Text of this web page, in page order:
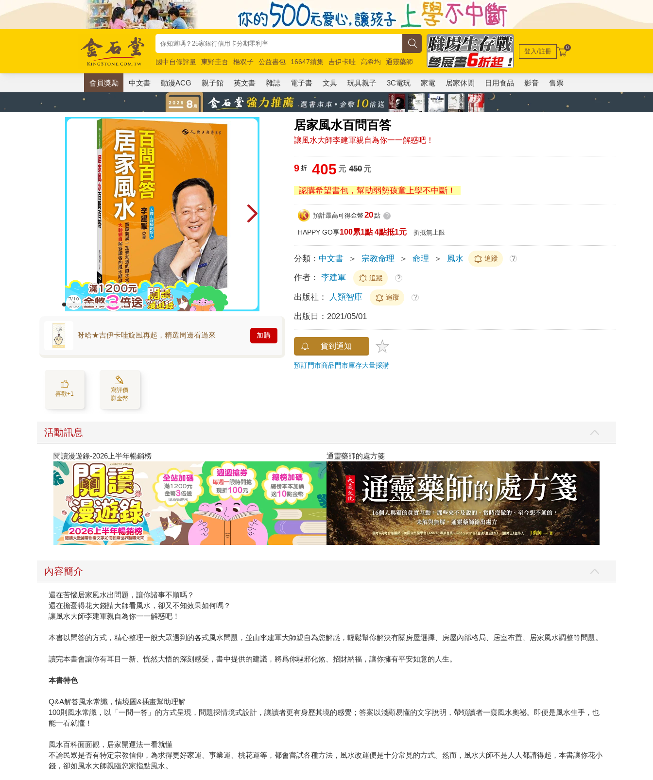
國中自修評量 東野圭吾 楊双子 公益書包 16647續集 吉伊卡哇 高希均
通靈藥師
唯紅花綻放
奧德賽 路邊攤新作 馬斯克 玩具總動員5 超慢跑
登入/註冊 0
會員獎勵 中文書 動漫ACG 親子館 英文書 雜誌 電子書 文具 玩具親子 3C電玩 家電 居家休閒 日用食品 影音 售票
居家風水百問百答
讓風水大師李建軍親自為你一一解惑吧！
呀哈★吉伊卡哇旋風再起，精選周邊看過來 加購
喜歡+1
寫評價
賺金幣
9 折 405 元 450元
認購希望書包，幫助弱勢孩童上學不中斷！
預計最高可得金幣 20點 ?
HAPPY GO享100累1點 4點抵1元 折抵無上限
分類： 中文書 ＞ 宗教命理 ＞ 命理 ＞ 風水 追蹤 ?
作者： 李建軍 追蹤 ?
出版社： 人類智庫 追蹤 ?
出版日： 2021/05/01
貨到通知
預訂門市商品門市庫存大量採購
活動訊息
閱讀漫遊錄-2026上半年暢銷榜 通靈藥師的處方箋
內容簡介
還在苦惱居家風水出問題，讓你諸事不順嗎？
還在擔憂得花大錢請大師看風水，卻又不知效果如何嗎？
讓風水大師李建軍親自為你一一解惑吧！
本書以問答的方式，精心整理一般大眾遇到的各式風水問題，並由李建軍大師親自為您解惑，輕鬆幫你解決有關房屋選擇、房屋內部格局、居室布置、居家風水調整等問題。
讀完本書會讓你有耳目一新、恍然大悟的深刻感受，書中提供的建議，將爲你驅邪化煞、招財納福，讓你擁有平安如意的人生。
本書特色
Q&A解答風水常識，情境圖&插畫幫助理解
100則風水常識，以「一問一答」的方式呈現，問題採情境式設計，讓讀者更有身歷其境的感覺；答案以淺顯易懂的文字說明，帶領讀者一窺風水奧祕。即便是風水生手，也
能一看就懂！
風水百科面面觀，居家開運法一看就懂
不論民眾是否有特定宗教信仰，為求得更好家運、事業運、桃花運等，都會嘗試各種方法，風水改運便是十分常見的方式。然而，風水大師不是人人都請得起，本書讓你花小
錢，卻如風水大師親臨您家指點風水。